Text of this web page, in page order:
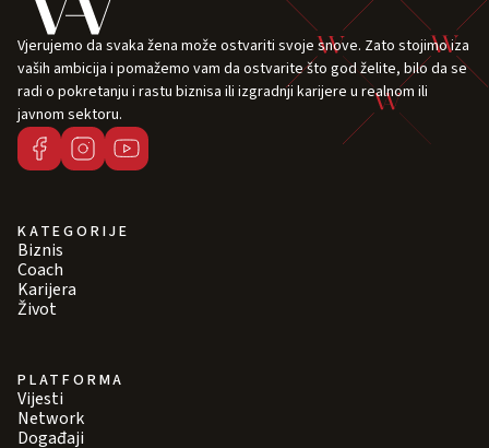
Vjerujemo da svaka žena može ostvariti svoje snove. Zato stojimo iza
vaših ambicija i pomažemo vam da ostvarite što god želite, bilo da se
radi o pokretanju i rastu biznisa ili izgradnji karijere u realnom ili
javnom sektoru.
KATEGORIJE
Biznis
Coach
Karijera
Život
PLATFORMA
Vijesti
Network
Događaji